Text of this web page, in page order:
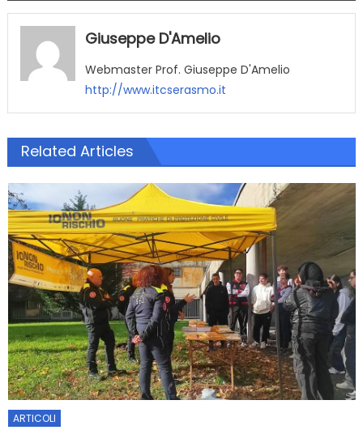
Giuseppe D'Amelio
Webmaster Prof. Giuseppe D'Amelio
http://www.itcserasmo.it
Related Articles
ARTICOLI